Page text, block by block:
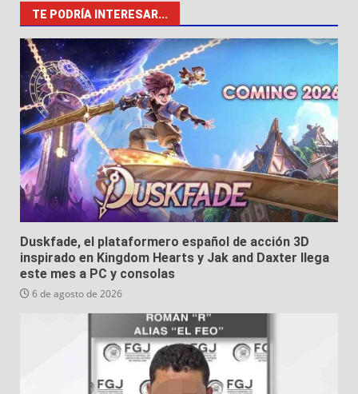
TE PODRÍA INTERESAR...
Duskfade, el plataformero español de acción 3D
inspirado en Kingdom Hearts y Jak and Daxter llega
este mes a PC y consolas
6 de agosto de 2026